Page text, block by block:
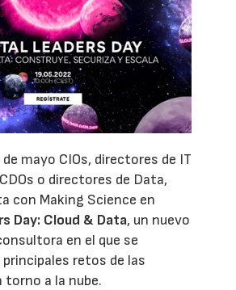
mayo CIOs, directores de IT
o directores de Data,
con Making Science en
Day: Cloud & Data, un nuevo
en el que se
retos de las
torno a la nube.